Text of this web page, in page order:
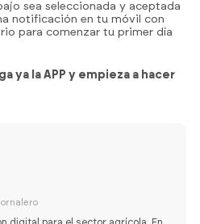
sea seleccionada y aceptada
notificación en tu móvil con
para comenzar tu primer día
ya la APP y empieza a hacer